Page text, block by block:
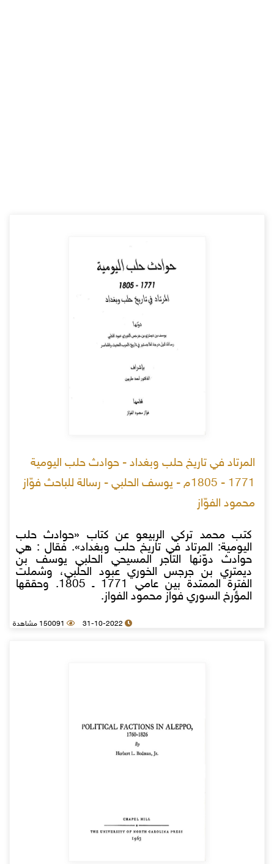
المرتاد في تاريخ حلب وبغداد - حوادث حلب اليومية
1771 - 1805م - يوسف الحلبي - رسالة للباحث فوّاز
محمود الفوّاز
كتب محمد تركي الربيعو عن كتاب «حوادث حلب
اليومية: المرتاد في تاريخ حلب وبغداد». فقال : هي
حوادث دوّنها التاجر المسيحي الحلبي يوسف بن
ديمتري بن جرجس الخوري عبود الحلبي، وشملت
الفترة الممتدة بين عامي 1771 ـ 1805. وحققها
المؤرخ السوري فواز محمود الفواز.
31-10-2022 150091 مشاهدة